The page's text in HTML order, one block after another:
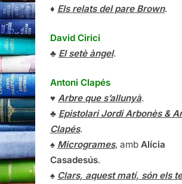
♦ Els relats del pare Brown.
David Cirici
♣ El setè àngel.
Antoni Clapés
♥ Arbre que s’allunyà.
♣ Epistolari Jordi Arbonès &
Clapés.
♠ Microgrames, amb Alícia
Casadesús.
♠ Clars, aquest matí, són els